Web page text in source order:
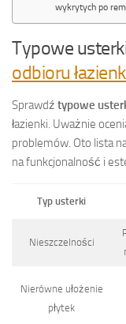
wykrytych po
Typowe
odbioru
Sprawdź typowe
łazienki. Uważnie
problemów. Oto lista
na funkcjonalność i
Typ usterki
Nieszczelności
Nierówne ułożenie
płytek